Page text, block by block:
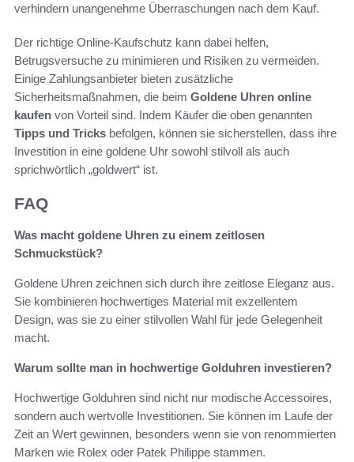
verhindern unangenehme Überraschungen nach dem Kauf.
Der richtige Online-Kaufschutz kann dabei helfen,
Betrugsversuche zu minimieren und Risiken zu vermeiden.
Einige Zahlungsanbieter bieten zusätzliche
Sicherheitsmaßnahmen, die beim Goldene Uhren online
kaufen von Vorteil sind. Indem Käufer die oben genannten
Tipps und Tricks befolgen, können sie sicherstellen, dass ihre
Investition in eine goldene Uhr sowohl stilvoll als auch
sprichwörtlich „goldwert“ ist.
FAQ
Was macht goldene Uhren zu einem zeitlosen
Schmuckstück?
Goldene Uhren zeichnen sich durch ihre zeitlose Eleganz aus.
Sie kombinieren hochwertiges Material mit exzellentem
Design, was sie zu einer stilvollen Wahl für jede Gelegenheit
macht.
Warum sollte man in hochwertige Golduhren investieren?
Hochwertige Golduhren sind nicht nur modische Accessoires,
sondern auch wertvolle Investitionen. Sie können im Laufe der
Zeit an Wert gewinnen, besonders wenn sie von renommierten
Marken wie Rolex oder Patek Philippe stammen.